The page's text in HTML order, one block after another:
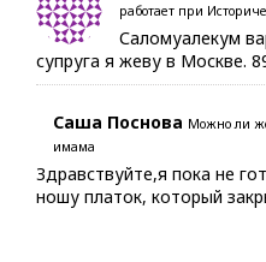
работает при
Саломуалекум
супруга я жеву в Москве.
Саша Поснова Можно ли
имама
Здравствуйте,я пока не
ношу платок, который